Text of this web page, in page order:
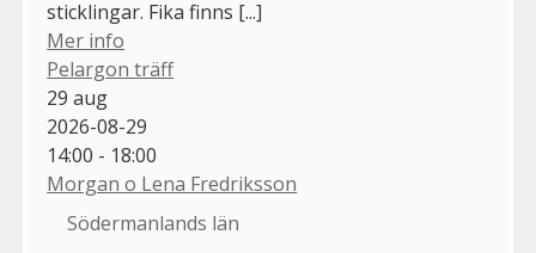
sticklingar. Fika finns [...]
Mer info
Pelargon träff
29 aug
2026-08-29
14:00 - 18:00
Morgan o Lena Fredriksson
Södermanlands län